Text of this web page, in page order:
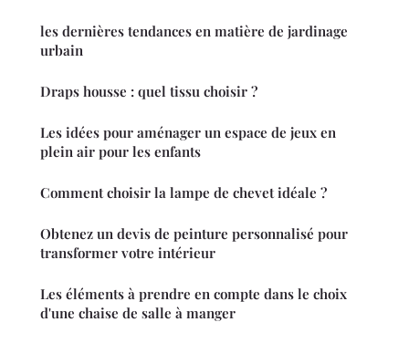
les dernières tendances en matière de jardinage
urbain
Draps housse : quel tissu choisir ?
Les idées pour aménager un espace de jeux en
plein air pour les enfants
Comment choisir la lampe de chevet idéale ?
Obtenez un devis de peinture personnalisé pour
transformer votre intérieur
Les éléments à prendre en compte dans le choix
d'une chaise de salle à manger